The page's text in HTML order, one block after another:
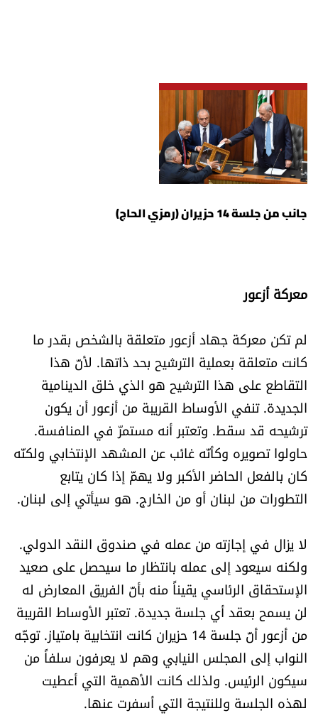
جانب من جلسة 14 حزيران (رمزي الحاج)
معركة أزعور
لم تكن معركة جهاد أزعور متعلقة بالشخص بقدر ما
كانت متعلقة بعملية الترشيح بحد ذاتها. لأنّ هذا
التقاطع على هذا الترشيح هو الذي خلق الدينامية
الجديدة. تنفي الأوساط القريبة من أزعور أن يكون
ترشيحه قد سقط. وتعتبر أنه مستمرّ في المنافسة.
حاولوا تصويره وكأنّه غائب عن المشهد الإنتخابي ولكنّه
كان بالفعل الحاضر الأكبر ولا يهمّ إذا كان يتابع
التطورات من لبنان أو من الخارج. هو سيأتي إلى لبنان.
لا يزال في إجازته من عمله في صندوق النقد الدولي.
ولكنه سيعود إلى عمله بانتظار ما سيحصل على صعيد
الإستحقاق الرئاسي يقيناً منه بأنّ الفريق المعارض له
لن يسمح بعقد أي جلسة جديدة. تعتبر الأوساط القريبة
من أزعور أنّ جلسة 14 حزيران كانت انتخابية بامتياز. توجّه
النواب إلى المجلس النيابي وهم لا يعرفون سلفاً من
سيكون الرئيس. ولذلك كانت الأهمية التي أعطيت
لهذه الجلسة وللنتيجة التي أسفرت عنها.